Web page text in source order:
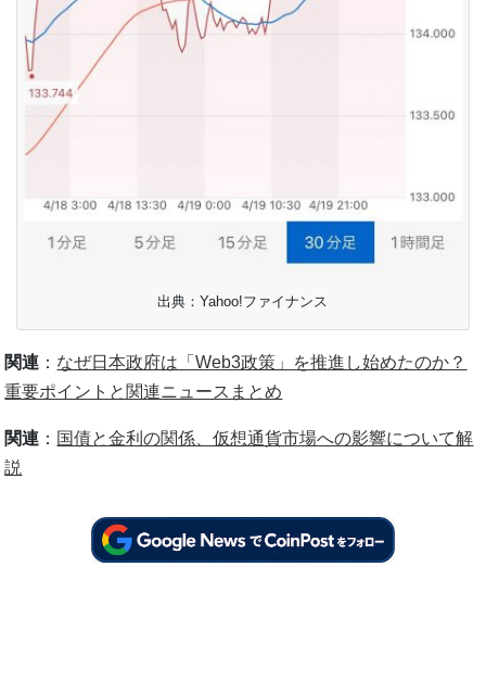
出典：Yahoo!ファイナンス
関連 ： なぜ日本政府は「Web3政策」を推進し始めたのか？
重要ポイントと関連ニュースまとめ
関連 ： 国債と金利の関係、仮想通貨市場への影響について解
説